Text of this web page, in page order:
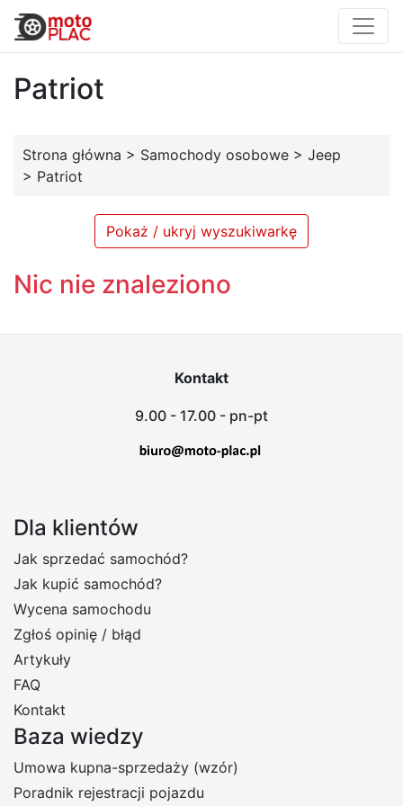
Patriot
Strona główna > Samochody osobowe > Jeep
> Patriot
Pokaż / ukryj wyszukiwarkę
Nic nie znaleziono
Kontakt
9.00 - 17.00 - pn-pt
Dla klientów
Jak sprzedać samochód?
Jak kupić samochód?
Wycena samochodu
Zgłoś opinię / błąd
Artykuły
FAQ
Kontakt
Baza wiedzy
Umowa kupna-sprzedaży (wzór)
Poradnik rejestracji pojazdu